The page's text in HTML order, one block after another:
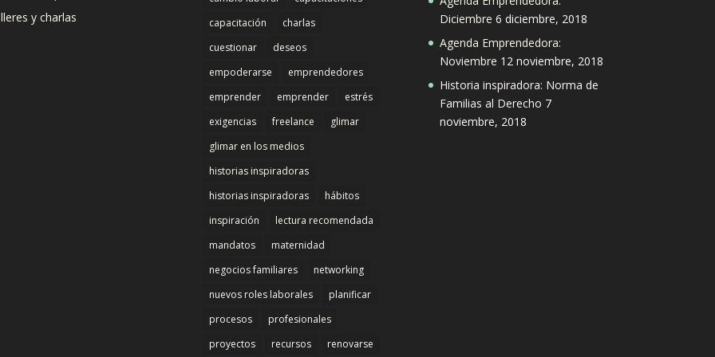
y charlas
capacitación
charlas
cuestionar
deseos
empoderarse
emprendedores
emprender
emprender
estrés
exigencias
freelance
glimar
glimar en los medios
historias inspiradoras
historias inspiradoras
hábitos
inspiración
lectura recomendada
mandatos
maternidad
negocios familiares
networking
nuevos roles laborales
planificar
procesos
profesionales
proyectos
recursos renovarse
Diciembre 6 diciembre, 2018
Agenda Emprendedora:
Noviembre 12 noviembre, 2018
Historia inspiradora: Norma de
Familias al Derecho 7
noviembre, 2018